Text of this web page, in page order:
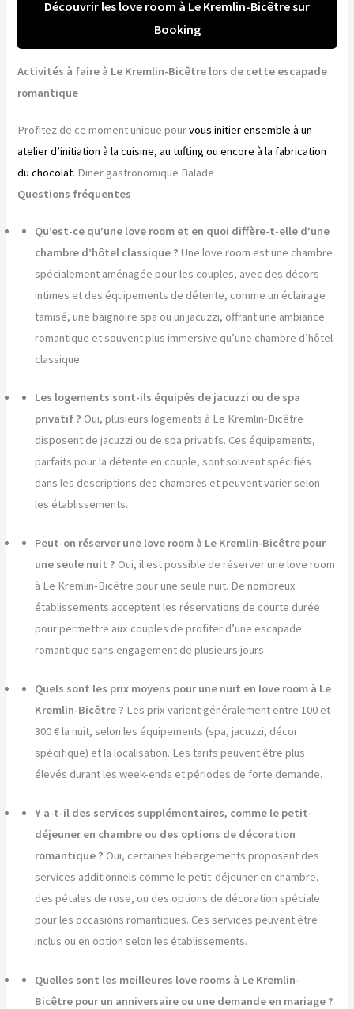
Découvrir les love room à Le Kremlin-Bicêtre sur
Booking
Activités à faire à Le Kremlin-Bicêtre lors de cette escapade
romantique
Profitez de ce moment unique pourvous initier ensemble à un
atelier d’initiation à la cuisine, au tufting ou encore à la fabrication
du chocolat. Diner gastronomique Balade
Questions fréquentes
Qu’est-ce qu’une love room et en quoi diffère-t-elle d’une
chambre d’hôtel classique ? Une love room est une chambre
spécialement aménagée pour les couples, avec des décors
intimes et des équipements de détente, comme un éclairage
tamisé, une baignoire spa ou un jacuzzi, offrant une ambiance
romantique et souvent plus immersive qu’une chambre d’hôtel
classique.
Les logements sont-ils équipés de jacuzzi ou de spa
privatif ? Oui, plusieurs logements à Le Kremlin-Bicêtre
disposent de jacuzzi ou de spa privatifs. Ces équipements,
parfaits pour la détente en couple, sont souvent spécifiés
dans les descriptions des chambres et peuvent varier selon
les établissements.
Peut-on réserver une love room à Le Kremlin-Bicêtre pour
une seule nuit ? Oui, il est possible de réserver une love room
à Le Kremlin-Bicêtre pour une seule nuit. De nombreux
établissements acceptent les réservations de courte durée
pour permettre aux couples de profiter d’une escapade
romantique sans engagement de plusieurs jours.
Quels sont les prix moyens pour une nuit en love room à Le
Kremlin-Bicêtre ? Les prix varient généralement entre 100 et
300 € la nuit, selon les équipements (spa, jacuzzi, décor
spécifique) et la localisation. Les tarifs peuvent être plus
élevés durant les week-ends et périodes de forte demande.
Y a-t-il des services supplémentaires, comme le petit-
déjeuner en chambre ou des options de décoration
romantique ? Oui, certaines hébergements proposent des
services additionnels comme le petit-déjeuner en chambre,
des pétales de rose, ou des options de décoration spéciale
pour les occasions romantiques. Ces services peuvent être
inclus ou en option selon les établissements.
Quelles sont les meilleures love rooms à Le Kremlin-
Bicêtre pour un anniversaire ou une demande en mariage ?